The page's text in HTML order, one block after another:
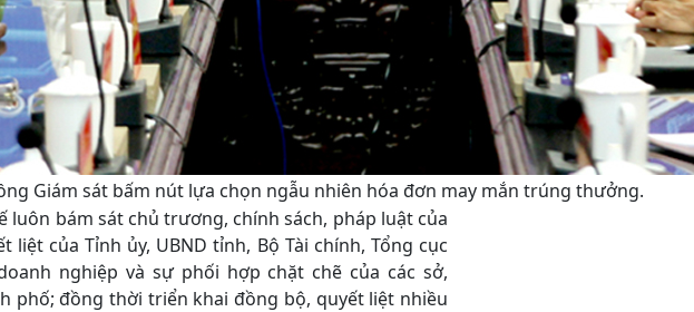
Giám sát bấm nút lựa chọn ngẫu nhiên hóa đơn may mắn trúng thưởng.
luôn bám sát chủ trương, chính sách, pháp luật của
của Tỉnh ủy, UBND tỉnh, Bộ Tài chính, Tổng cục
nghiệp và sự phối hợp chặt chẽ của các sở,
phố; đồng thời triển khai đồng bộ, quyết liệt nhiều